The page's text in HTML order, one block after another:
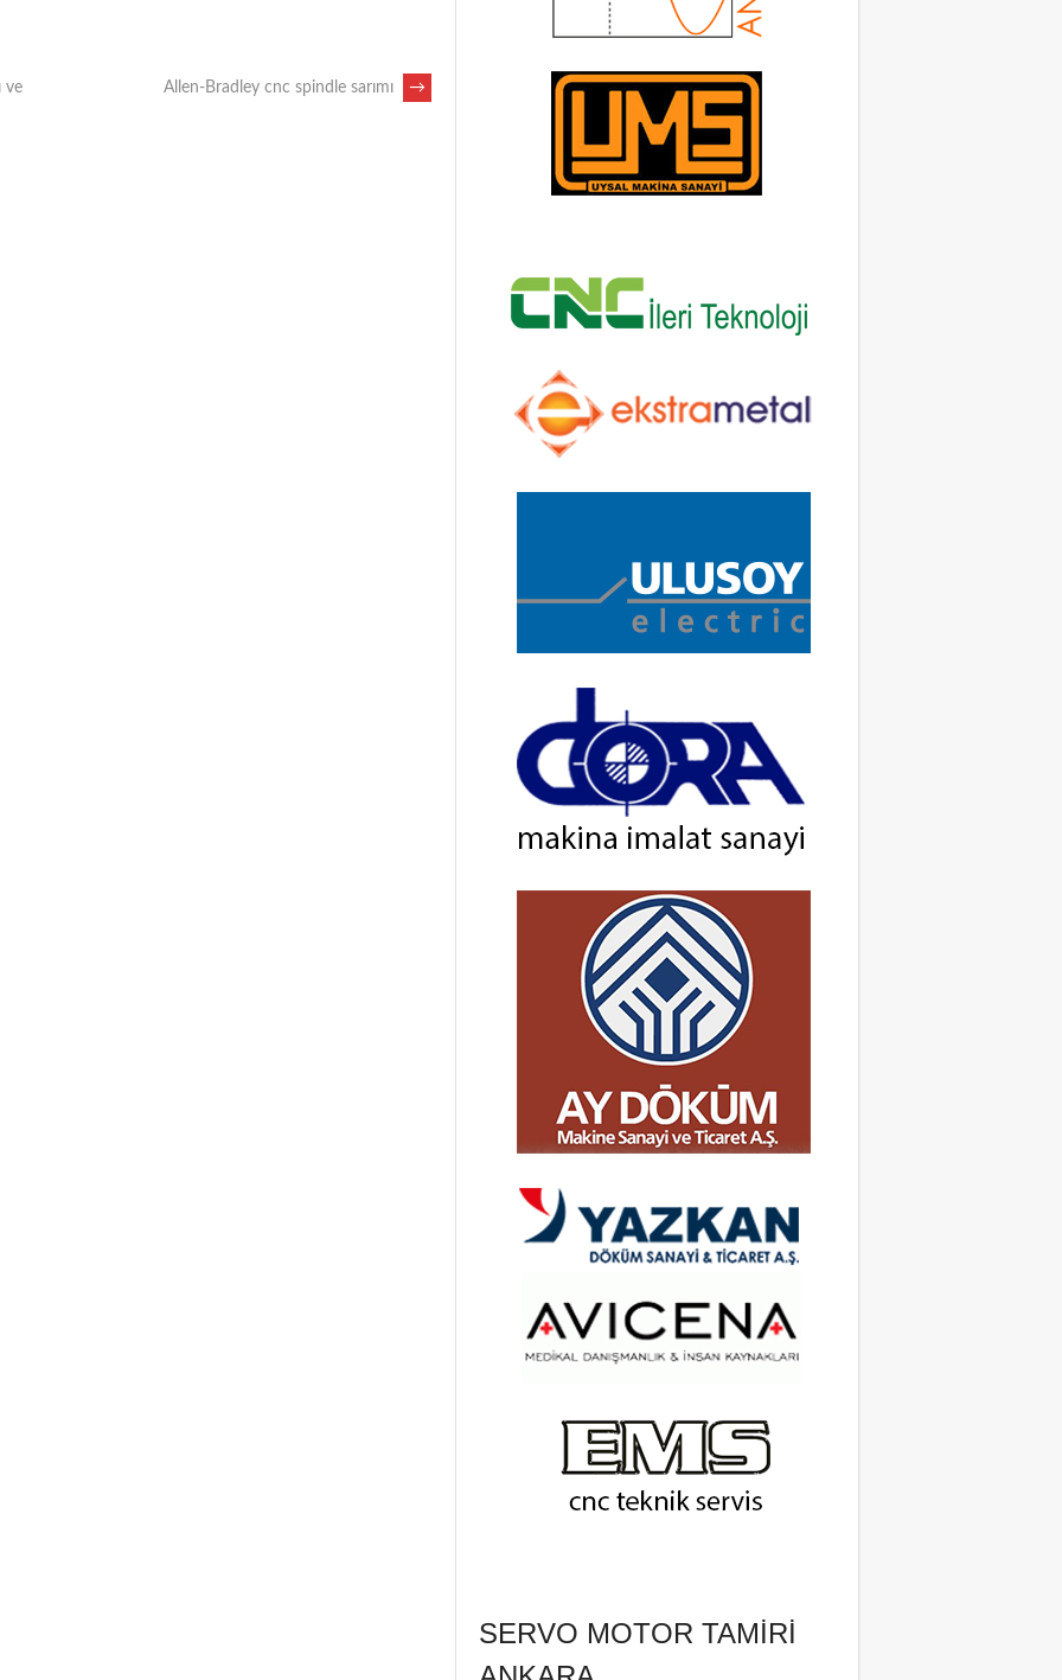
ve
Allen-Bradley cnc spindle sarımı →
SERVO MOTOR TAMIRI